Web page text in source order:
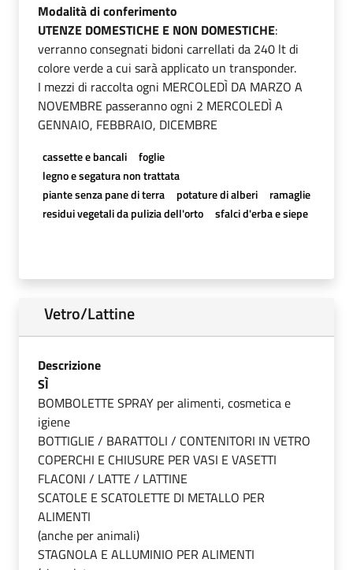
Modalità di conferimento
UTENZE DOMESTICHE E NON DOMESTICHE:
verranno consegnati bidoni carrellati da 240 lt di
colore verde a cui sarà applicato un transponder.
I mezzi di raccolta ogni MERCOLEDÌ DA MARZO A
NOVEMBRE passeranno ogni 2 MERCOLEDÌ A
GENNAIO, FEBBRAIO, DICEMBRE
cassette e bancali
foglie
legno e segatura non trattata
piante senza pane di terra
potature di alberi
ramaglie
residui vegetali da pulizia dell'orto
sfalci d'erba e siepe
Vetro/Lattine
Descrizione
SÌ
BOMBOLETTE SPRAY per alimenti, cosmetica e
igiene
BOTTIGLIE / BARATTOLI / CONTENITORI IN VETRO
COPERCHI E CHIUSURE PER VASI E VASETTI
FLACONI / LATTE / LATTINE
SCATOLE E SCATOLETTE DI METALLO PER
ALIMENTI
(anche per animali)
STAGNOLA E ALLUMINIO PER ALIMENTI